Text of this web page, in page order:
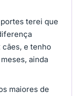
terei que
cães, e tenho
ainda
maiores de